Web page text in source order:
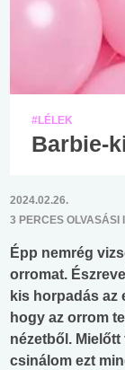
#LÉLEK
Barbie-
2024.02.26.
3 PERCES OLVASÁSI
Épp nemrég
orromat.
kis horpadás az
hogy az orrom
nézetből.
csinálom ezt